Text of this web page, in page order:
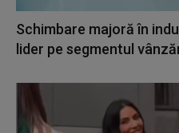
Schimbare majoră în
lider pe segmentul